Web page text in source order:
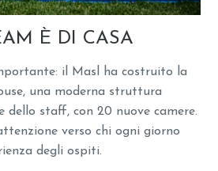
È DI CASA
il Masl ha costruito la
una moderna struttura
dello staff, con 20 nuove camere.
verso chi ogni giorno
degli ospiti.